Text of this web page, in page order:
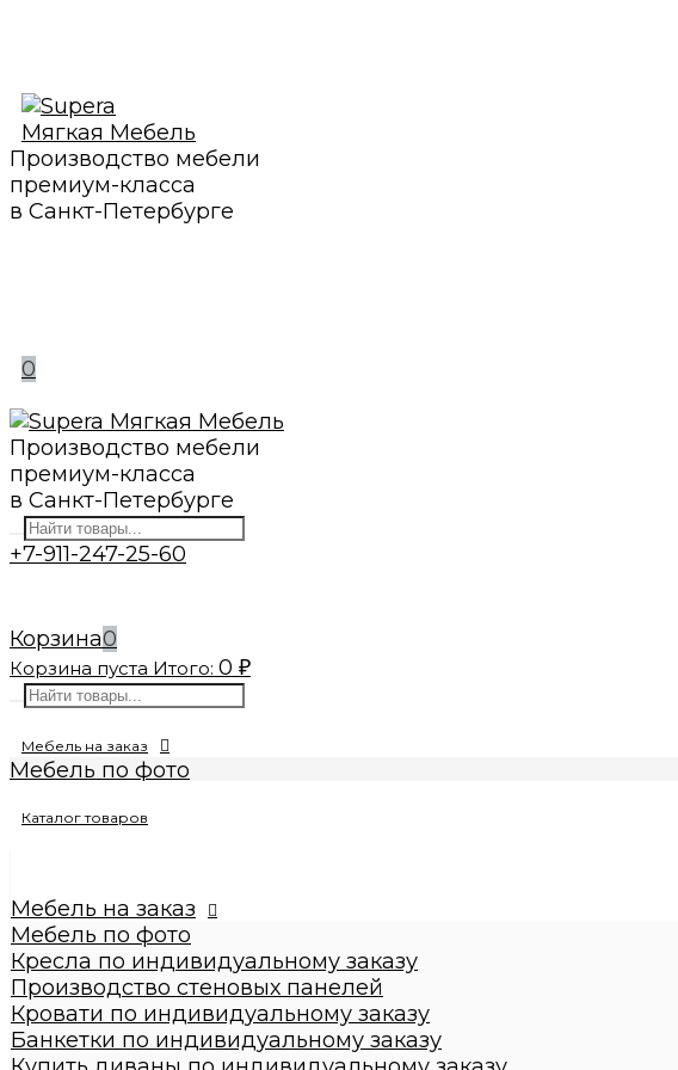
Производство мебели
премиум-класса
в Санкт-Петербурге
0
Производство мебели
премиум-класса
в Санкт-Петербурге
+7-911-247-25-60
Корзина0
Корзина пуста Итого: 0 ₽
Мебель на заказ
Мебель по фото
Кресла по индивидуальному заказу
Банкетки по индивидуальному заказу
Купить диваны по индивидуальному заказу
Стулья по индивидуальному заказу
Пуфы по индивидуальному заказу
Пуфы
Круглые пуфы
Большие 60x60x50см
Каталог товаров
Мебель на заказ
Мебель по фото
Кресла по индивидуальному заказу
Производство стеновых панелей
Кровати по индивидуальному заказу
Банкетки по индивидуальному заказу